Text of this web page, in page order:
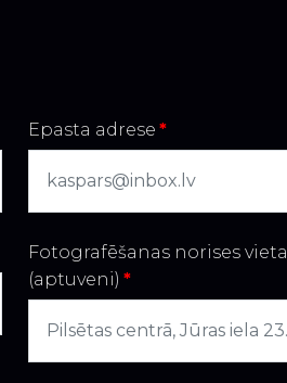
Epasta adrese *
Fotografēšanas norises vieta
(aptuveni) *